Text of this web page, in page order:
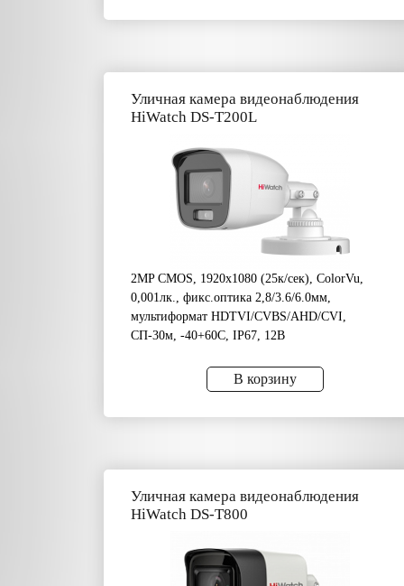
Уличная камера видеонаблюдения
HiWatch DS-T200L
2MP CMOS, 1920х1080 (25к/сек), ColorVu,
0,001лк., фикс.оптика 2,8/3.6/6.0мм,
мультиформат HDTVI/CVBS/AHD/CVI,
CП-30м, -40+60C, IP67, 12В
В корзину
Уличная камера видеонаблюдения
HiWatch DS-T800